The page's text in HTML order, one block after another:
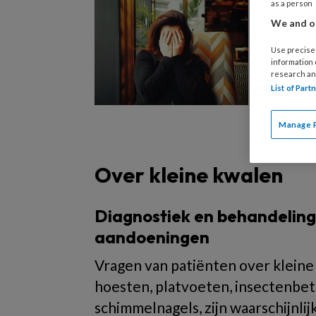
16
en
Ontdek
Over kleine kwalen
Diagnostiek en
aandoeningen
Vragen van patiënten over
hoesten, platvoeten,
schimmelnagels, zijn
as a person
We and
Use
information
research
List of
Manage